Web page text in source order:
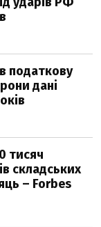
податкову
дані
тисяч
складських
– Forbes